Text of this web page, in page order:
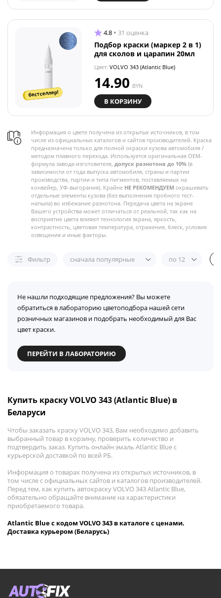
бестселлер!
4.8 31 оценка
Подбор краски (маркер 2 в 1)
для сколов и царапин 20мл
Цвет: VOLVO 343 (Atlantic Blue)
14.90 BYN
В КОРЗИНУ
Информация о цвете получена из открытых источников, в том
числе из официальных каталогов и сайтов производителей. Краска
предназначена только для полной окраски кузова автомобиля /
методом плавного перехода. Используется оригинальная OEM-
формула завода-изготовителя, допуск разнотона до 10% (в
зависимости от года выпуска автомобиля, страны и партии
производства, партии и типа пигментов, поставляемых на
конвейер, УФ-выгорания). Крайне НЕ РЕКОМЕНДУЕМ окрашивать
отдельные элементы кузова (без выполнения пробного тест-
напыла) во избежание разнотона. Передача цвета на экране
Вашего устройства может отличаться от реальной, так как на
восприятие цвета влияют технология экрана, яркость,
контрастность, цветовая температура, отражения, блеск, условия
освещения и иные факторы.
Фильтр сначала популярные по 12
Не нашли подходящие предложения? Вы можете
обратиться в лабораторию цветоподбора нашей сети
розничных магазинов и подобрать необходимый для Вас
цвет краски.
ПЕРЕЙТИ В ЛАБОРАТОРИЮ
Купить краску VOLVO 343 (Atlantic Blue) в
Беларуси
Чтобы заказать краску VOLVO 343, Вам необходимо добавить
выбранный товар в корзину, проверить количество и
подтвердить заказ. Купить онлайн эмаль Atlantic Blue с
курьерской доставкой по всей РБ.
Информация о товарах получена из открытых источников, в
том числе с официальных сайтов и каталогов производителей.
Перед тем, как купить автокраску VOLVO 343 Atlantic Blue,
обязательно обращайте внимание на характеристики
приобретаемого товара.
Atlantic Blue с кодом VOLVO 343 в каталоге с ценами.
Доставка курьером (Беларусь)